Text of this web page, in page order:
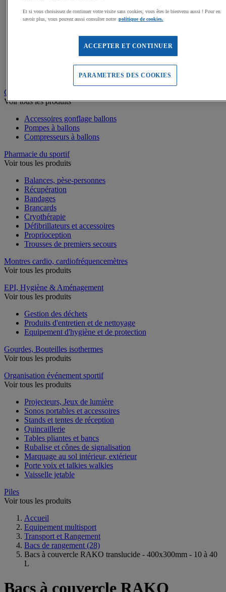
Sacs et Filets à ballons
Chariots de manutention
Bacs de rangement
Armoires de rangement
Rangement Sportif
Gonflage et entretien des ballons
Voir tous les produits
Accessoires gonflage ballons
Pompes à ballons
Compresseurs à ballons
Pharmacie du sportif
Voir tous les produits
Balances, pèse-personnes
Récupération
Bandages
Brancards
Cryothérapie
Défibrillateurs et accessoires
Proprioception
Trousses de premiers secours
Montres cardio, cardiofréquencemètres
Voir tous les produits
EPI, Hygiène & Aménagement
Voir tous les produits
Gestion des déchets
Produits d'entretien et de nettoyage
Equipement d'hygiène et de protection
Gourdes, Bouteilles isothermes
Voir tous les produits
Organisation événement sportif
Voir tous les produits
Projecteurs, Jeux de lumière
Sonos portables et accessoires
Stands et tentes de réception
Quincaillerie
Tables pliantes et bancs
Rubalise et cônes de signalisation
Marquage au sol intérieur, extérieur
Porte voix et talkies walkies
Vaisselle jetable
Piles
Voir tous les produits
Accueil
Equipement multisport
Transport et Rangement
Bacs de rangement (28)
Bacs à couvercle RAKO translucide - 400x300mm - 10 à 40
L
Bacs à couvercle RAKO
Et si vous choisissez de continuer votre visite sans cookies, vous êtes le bienvenu aussi ! Pour en
savoir plus, vous pouvez aussi consulter notre politique de cookies.
ACCEPTER ET CONTINUER
PARAMETRES DES COOKIES